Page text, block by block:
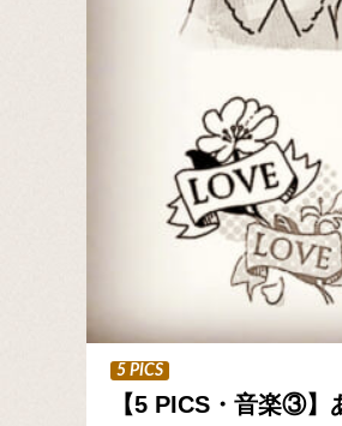
5 PICS
【5 PICS・音楽③】